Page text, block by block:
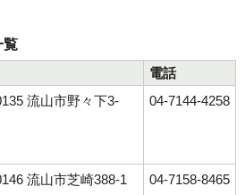
覧
電話
流山市野々下3-
04-7144-4258
流山市芝崎388-1 04-7158-8465